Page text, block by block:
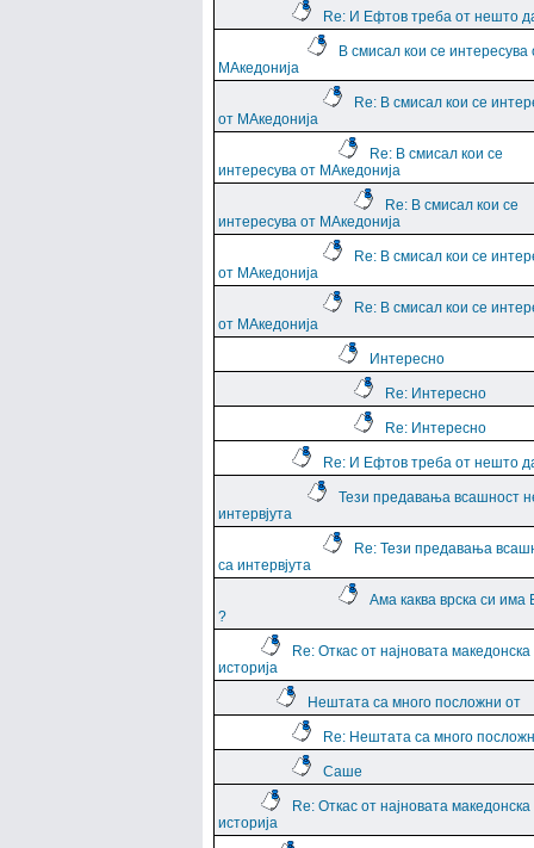
Re: И Ефтов треба от нешто
В смисал кои се интересува
МАкедонија
Re: В смисал кои се
от МАкедонија
Re: В смисал кои се
интересува от МАкедонија
Re: В смисал кои се
интересува от МАкедонија
Re: В смисал кои се
от МАкедонија
Re: В смисал кои се
от МАкедонија
Интересно
Re: Интересно
Re: Интересно
Re: И Ефтов треба от нешто
Тези предавања всашност
интервјута
Re: Тези предавања
са интервјута
Ама каква врска си има
?
Re: Откас от најновата македонска
историја
Нештата са много посложни от
Re: Нештата са много
Саше
Re: Откас от најновата македонска
историја